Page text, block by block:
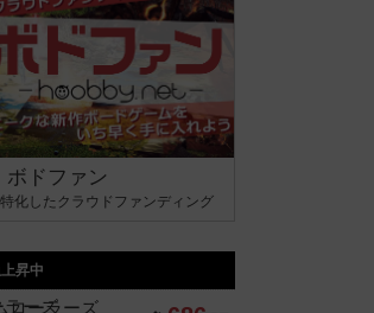
ボドファン
化したクラウドファンディング
昇中
ローラーズ